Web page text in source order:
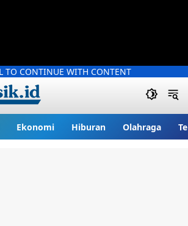
TO CONTINUE WITH CONTENT
Ekonomi Hiburan Olahraga